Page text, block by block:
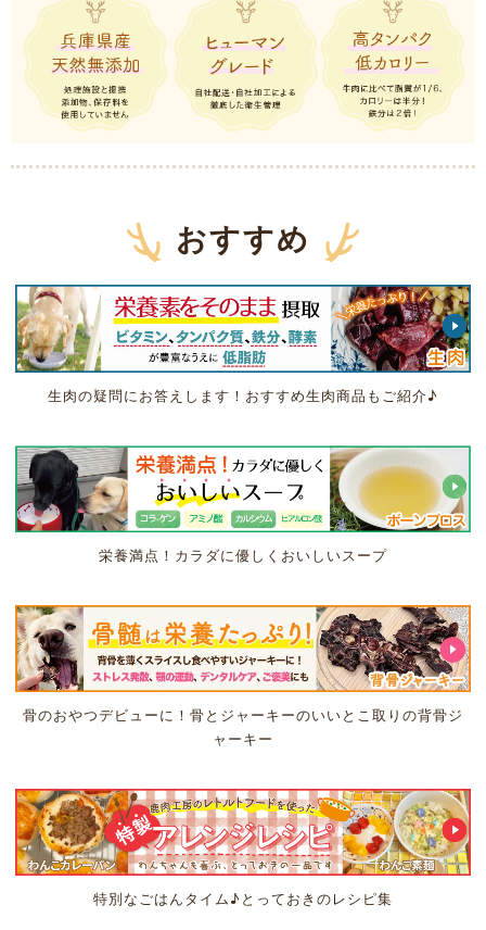
おすすめ
生肉の疑問にお答えします！おすすめ生肉商品もご紹介♪
栄養満点！カラダに優しくおいしいスープ
骨のおやつデビューに！骨とジャーキーのいいとこ取りの背骨ジ
ャーキー
特別なごはんタイム♪とっておきのレシピ集